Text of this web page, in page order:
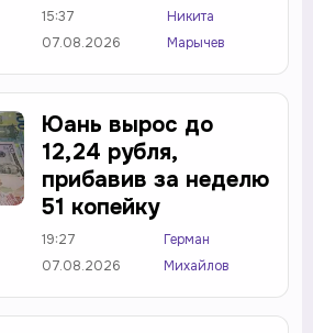
15:37
07.08.2026
Никита
Марычев
Юань вырос до
12,24 рубля,
прибавив за неделю
51 копейку
19:27
07.08.2026
Герман
Михайлов